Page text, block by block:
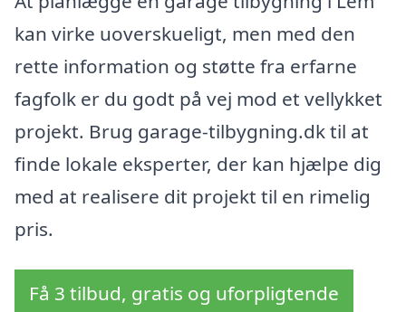
kan virke uoverskueligt, men med den
rette information og støtte fra erfarne
fagfolk er du godt på vej mod et vellykket
projekt. Brug garage-tilbygning.dk til at
finde lokale eksperter, der kan hjælpe dig
med at realisere dit projekt til en rimelig
pris.
Få 3 tilbud, gratis og uforpligtende